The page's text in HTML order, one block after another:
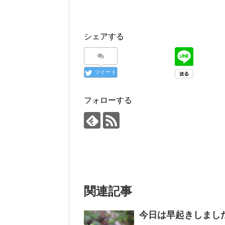
シェアする
ツイート
フォローする
関連記事
今日は早起きしまし